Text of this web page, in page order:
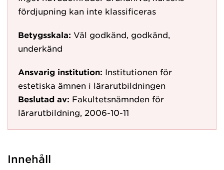
fördjupning kan inte klassificeras
Betygsskala: Väl godkänd, godkänd,
underkänd
Ansvarig institution: Institutionen för
estetiska ämnen i lärarutbildningen
Beslutad av: Fakultetsnämnden för
lärarutbildning, 2006-10-11
Innehåll